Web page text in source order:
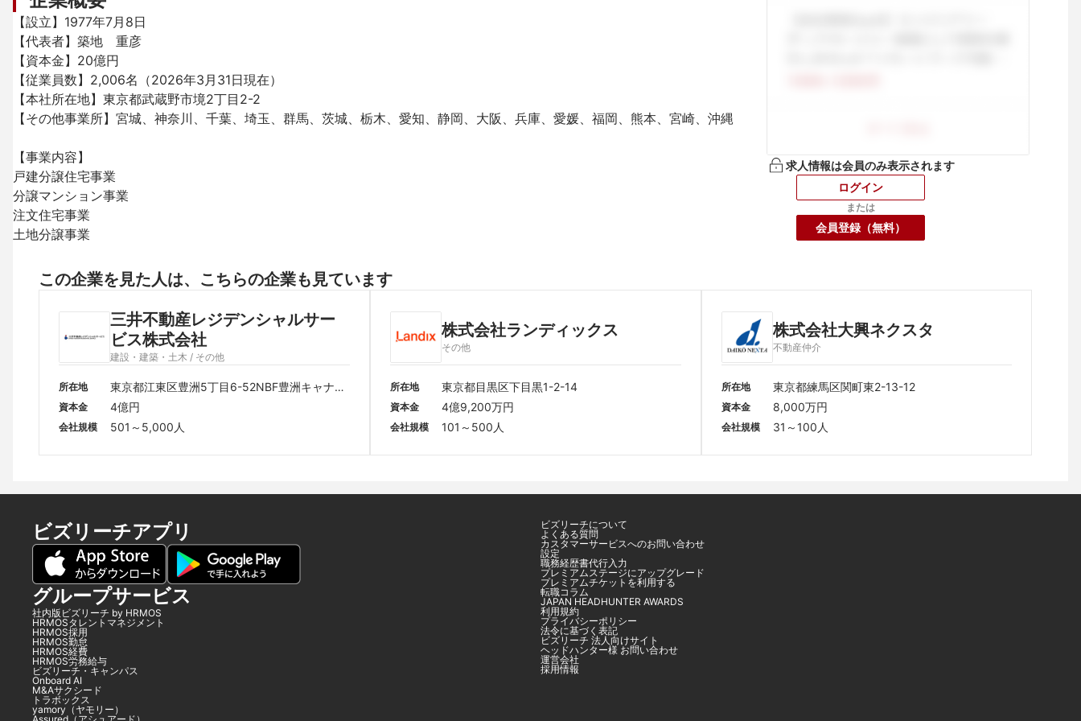
【設立】1977年7月8日
【代表者】築地　重彦
【資本金】20億円
【従業員数】2,006名（2026年3月31日現在）
【本社所在地】東京都武蔵野市境2丁目2-2
【その他事業所】宮城、神奈川、千葉、埼玉、群馬、茨城、栃木、愛知、静岡、大阪、兵庫、愛媛、福岡、熊本、宮崎、沖縄
【事業内容】
戸建分譲住宅事業
分譲マンション事業
注文住宅事業
土地分譲事業
求人情報は会員のみ表示されます
ログイン
または
会員登録（無料）
この企業を見た人は、こちらの企業も見ています
三井不動産レジデンシャルサー
ビス株式会社
建設・建築・土木 / その他
所在地
東京都江東区豊洲5丁目6-52NBF豊洲キャナル
フロント
資本金 4億円
会社規模 501～5,000人
株式会社ランディックス
その他
所在地 東京都目黒区下目黒1-2-14
資本金 4億9,200万円
会社規模 101～500人
株式会社大興ネクスタ
不動産仲介
所在地 東京都練馬区関町東2-13-12
資本金 8,000万円
会社規模 31～100人
ビズリーチアプリ
グループサービス
社内版ビズリーチ by HRMOS
HRMOSタレントマネジメント
HRMOS採用
HRMOS勤怠
HRMOS経費
HRMOS労務給与
ビズリーチ・キャンパス
Onboard AI
M&Aサクシード
トラボックス
yamory（ヤモリー）
ビズリーチについて
よくある質問
カスタマーサービスへのお問い合わせ
設定
職務経歴書代行入力
プレミアムステージにアップグレード
プレミアムチケットを利用する
転職コラム
JAPAN HEADHUNTER AWARDS
利用規約
プライバシーポリシー
法令に基づく表記
ビズリーチ 法人向けサイト
ヘッドハンター様 お問い合わせ
運営会社
採用情報